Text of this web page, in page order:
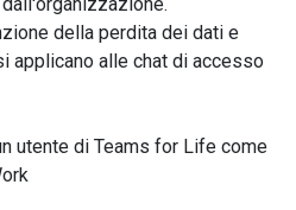
della perdita dei dati e
applicano alle chat di accesso
utente di Teams for Life come